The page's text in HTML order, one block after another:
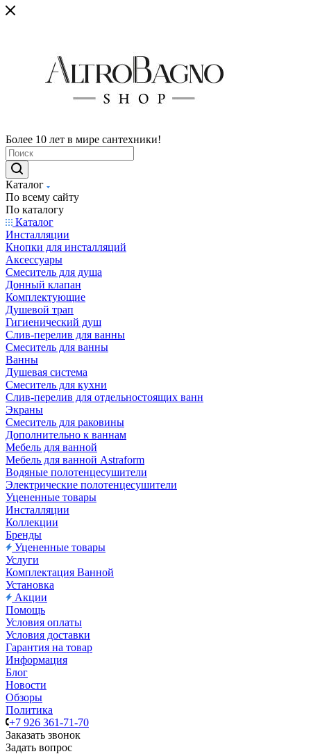
Более 10 лет в мире сантехники!
Каталог
По всему сайту
По каталогу
Каталог
Инсталляции
Кнопки для инсталляций
Аксессуары
Смеситель для душа
Донный клапан
Комплектующие
Душевой трап
Гигиенический душ
Слив-перелив для ванны
Смеситель для ванны
Ванны
Душевая система
Смеситель для кухни
Слив-перелив для отдельностоящих ванн
Экраны
Смеситель для раковины
Дополнительно к ваннам
Мебель для ванной
Мебель для ванной Astraform
Водяные полотенцесушители
Электрические полотенцесушители
Уцененные товары
Инсталляции
Коллекции
Бренды
Уцененные товары
Услуги
Комплектация Ванной
Установка
Акции
Помощь
Условия оплаты
Условия доставки
Гарантия на товар
Информация
Блог
Новости
Обзоры
Политика
+7 926 361-71-70
Заказать звонок
Задать вопрос